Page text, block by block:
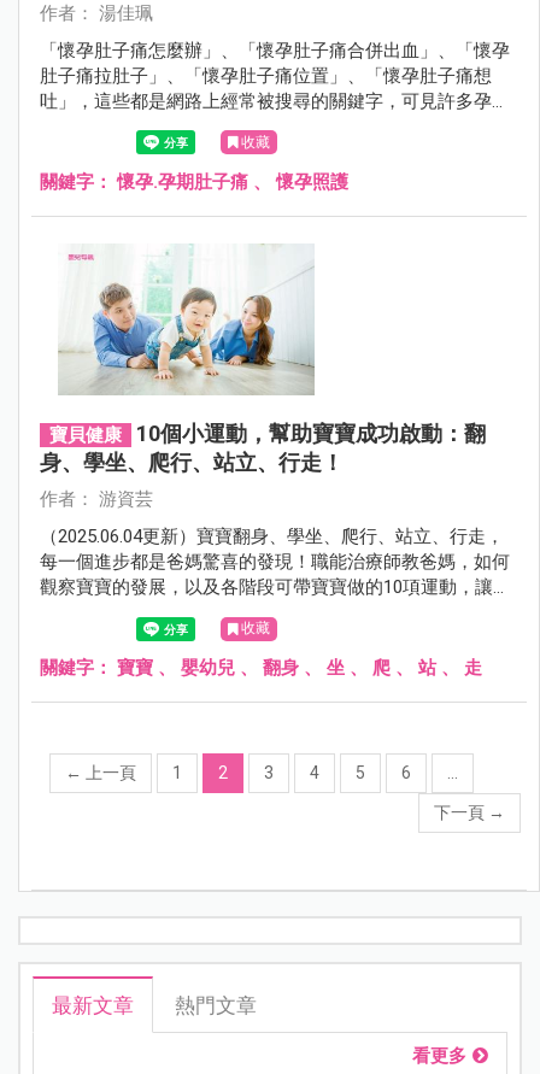
作者： 湯佳珮
「懷孕肚子痛怎麼辦」、「懷孕肚子痛合併出血」、「懷孕
肚子痛拉肚子」、「懷孕肚子痛位置」、「懷孕肚子痛想
吐」，這些都是網路上經常被搜尋的關鍵字，可見許多孕婦
都有相關疑問，我們請醫師指出可能的原因與觀察重點。
收藏
關鍵字：懷孕.孕期肚子痛 、懷孕照護
寶貝健康
10個小運動，幫助寶寶成功啟動：翻
身、學坐、爬行、站立、行走！
作者： 游資芸
（2025.06.04更新）寶寶翻身、學坐、爬行、站立、行走，
每一個進步都是爸媽驚喜的發現！職能治療師教爸媽，如何
觀察寶寶的發展，以及各階段可帶寶寶做的10項運動，讓寶
貝的每一個成長皆卓越！
收藏
關鍵字： 寶寶 、 嬰幼兒 、 翻身 、 坐 、 爬 、 站、 走
← 上一頁 1 2 3 4 5 6 ...
下一頁 →
最新文章 熱門文章
看更多